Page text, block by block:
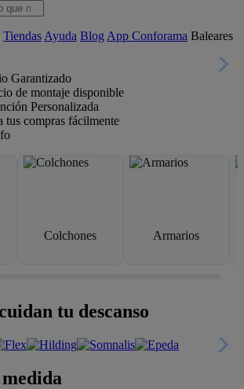
Tiendas Ayuda Blog App Conforama Baleares
Garantizado
de montaje disponible
Personalizada
tus compras fácilmente
Colchones Armarios
tu descanso